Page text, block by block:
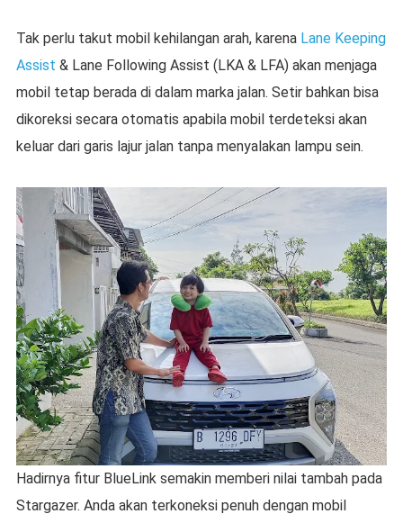
Tak perlu takut mobil kehilangan arah, karena Lane Keeping
Assist & Lane Following Assist (LKA & LFA) akan menjaga
mobil tetap berada di dalam marka jalan. Setir bahkan bisa
dikoreksi secara otomatis apabila mobil terdeteksi akan
keluar dari garis lajur jalan tanpa menyalakan lampu sein.
Hadirnya fitur BlueLink semakin memberi nilai tambah pada
Stargazer. Anda akan terkoneksi penuh dengan mobil